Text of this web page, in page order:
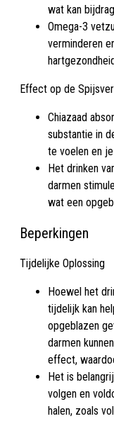
wat kan
Omega-3
verminderen
Effect op de
Chiazaad
substantie in
te voelen en
Het drinken
darmen
wat een
Beperkingen
Tijdelijke Oplossing
Hoewel het
tijdelijk kan
opgeblazen
darmen
effect,
Het is
volgen en
halen, zoals